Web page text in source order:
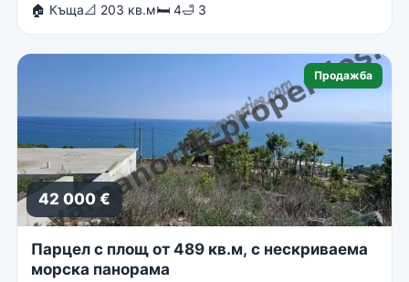
🏠 Къща📐 203 кв.м🛏 4🛁 3
Продажба
42 000 €
Парцел с площ от 489 кв.м, с нескриваема
морска панорама